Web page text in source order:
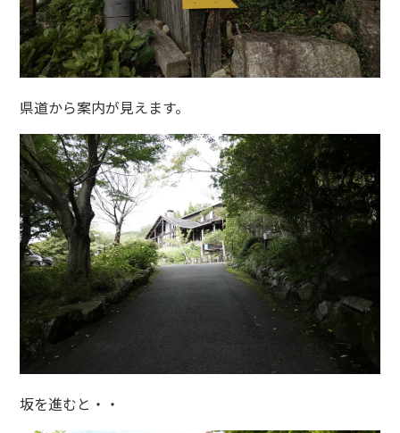
県道から案内が見えます。
坂を進むと・・